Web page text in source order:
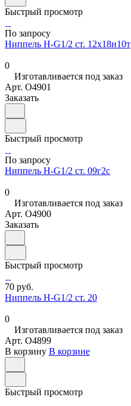
Быстрый просмотр
По запросу
Ниппель Н-G1/2 ст. 12х18н10т
0
Изготавливается под заказ
Арт. O4901
Заказать
Быстрый просмотр
По запросу
Ниппель Н-G1/2 ст. 09г2с
0
Изготавливается под заказ
Арт. O4900
Заказать
Быстрый просмотр
70 руб.
Ниппель Н-G1/2 ст. 20
0
Изготавливается под заказ
Арт. O4899
В корзину В корзине
Быстрый просмотр